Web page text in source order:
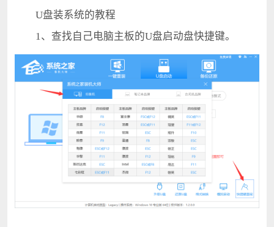
U盘装系统的教程
1、查找自己电脑主板的U盘启动盘快捷键。